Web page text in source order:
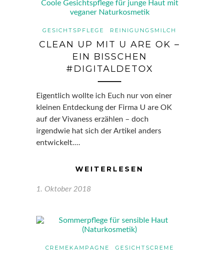
GESICHTSPFLEGE REINIGUNGSMILCH
CLEAN UP MIT U ARE OK –
EIN BISSCHEN
#DIGITALDETOX
Eigentlich wollte ich Euch nur von einer
kleinen Entdeckung der Firma U are OK
auf der Vivaness erzählen – doch
irgendwie hat sich der Artikel anders
entwickelt.…
WEITERLESEN
1. Oktober 2018
CREMEKAMPAGNE
GESICHTSCREME